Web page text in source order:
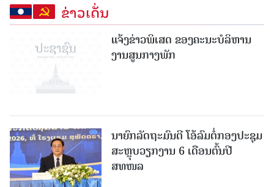
ຂ່າວເດັ່ນ
ແຈ້ງຂ່າວພິເສດ ຂອງຄະນະບໍລິຫານ
ງານສູນກາງພັກ
ນາຍົກລັດຖະມົນຕີ ໂອ້ລົມຕໍ່ກອງປະຊຸມ
ສະຫຼຸບວຽກງານ 6 ເດືອນຕົ້ນປີ
ສທໜລ